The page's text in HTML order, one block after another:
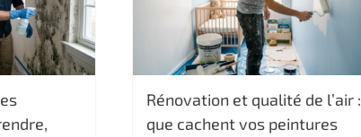
Rénovation et qualité de l’air :
que cachent vos peintures